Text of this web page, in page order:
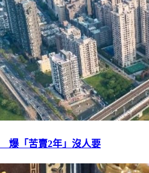
爆「苦賣2年」沒人要